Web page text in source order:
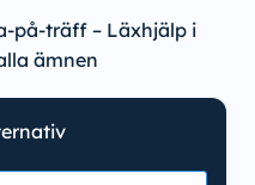
på-träff – Läxhjälp i
ämnen